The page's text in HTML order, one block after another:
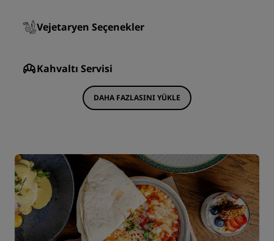
Vejetaryen Seçenekler
Kahvaltı Servisi
DAHA FAZLASINI YÜKLE